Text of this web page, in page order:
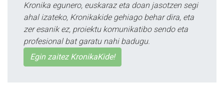
Kronika egunero, euskaraz eta doan jasotzen segi
ahal izateko, Kronikakide gehiago behar dira, eta
zer esanik ez, proiektu komunikatibo sendo eta
profesional bat garatu nahi badugu.
Egin zaitez KronikaKide!